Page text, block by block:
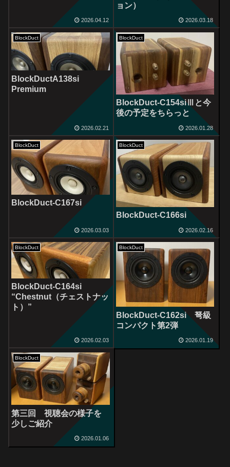
2026.04.12
ョン）
2026.03.18
BlockDuct
BlockDuctA138si
Premium
2026.02.21
BlockDuct
BlockDuct-C154siⅢと今
後の予定をちらっと
2026.01.28
BlockDuct
BlockDuct-C167si
2026.03.03
BlockDuct
BlockDuct-C166si
2026.02.16
BlockDuct
BlockDuct-C164si
“Chestnut（チェストナッ
ト）”
2026.02.03
BlockDuct
BlockDuct-C162si 弩級
コンパクト第2弾
2026.01.19
BlockDuct
第三回 視聴会の様子を
少しご紹介
2026.01.06